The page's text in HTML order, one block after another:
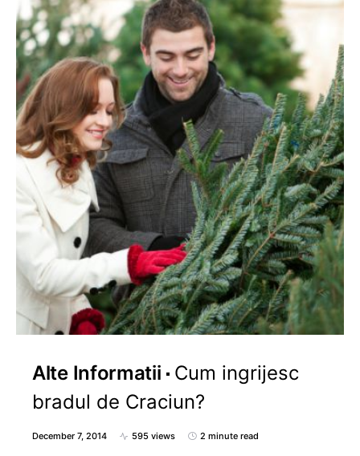
Alte Informatii
Cum ingrijesc
bradul de Craciun?
December 7, 2014 595 views 2 minute read